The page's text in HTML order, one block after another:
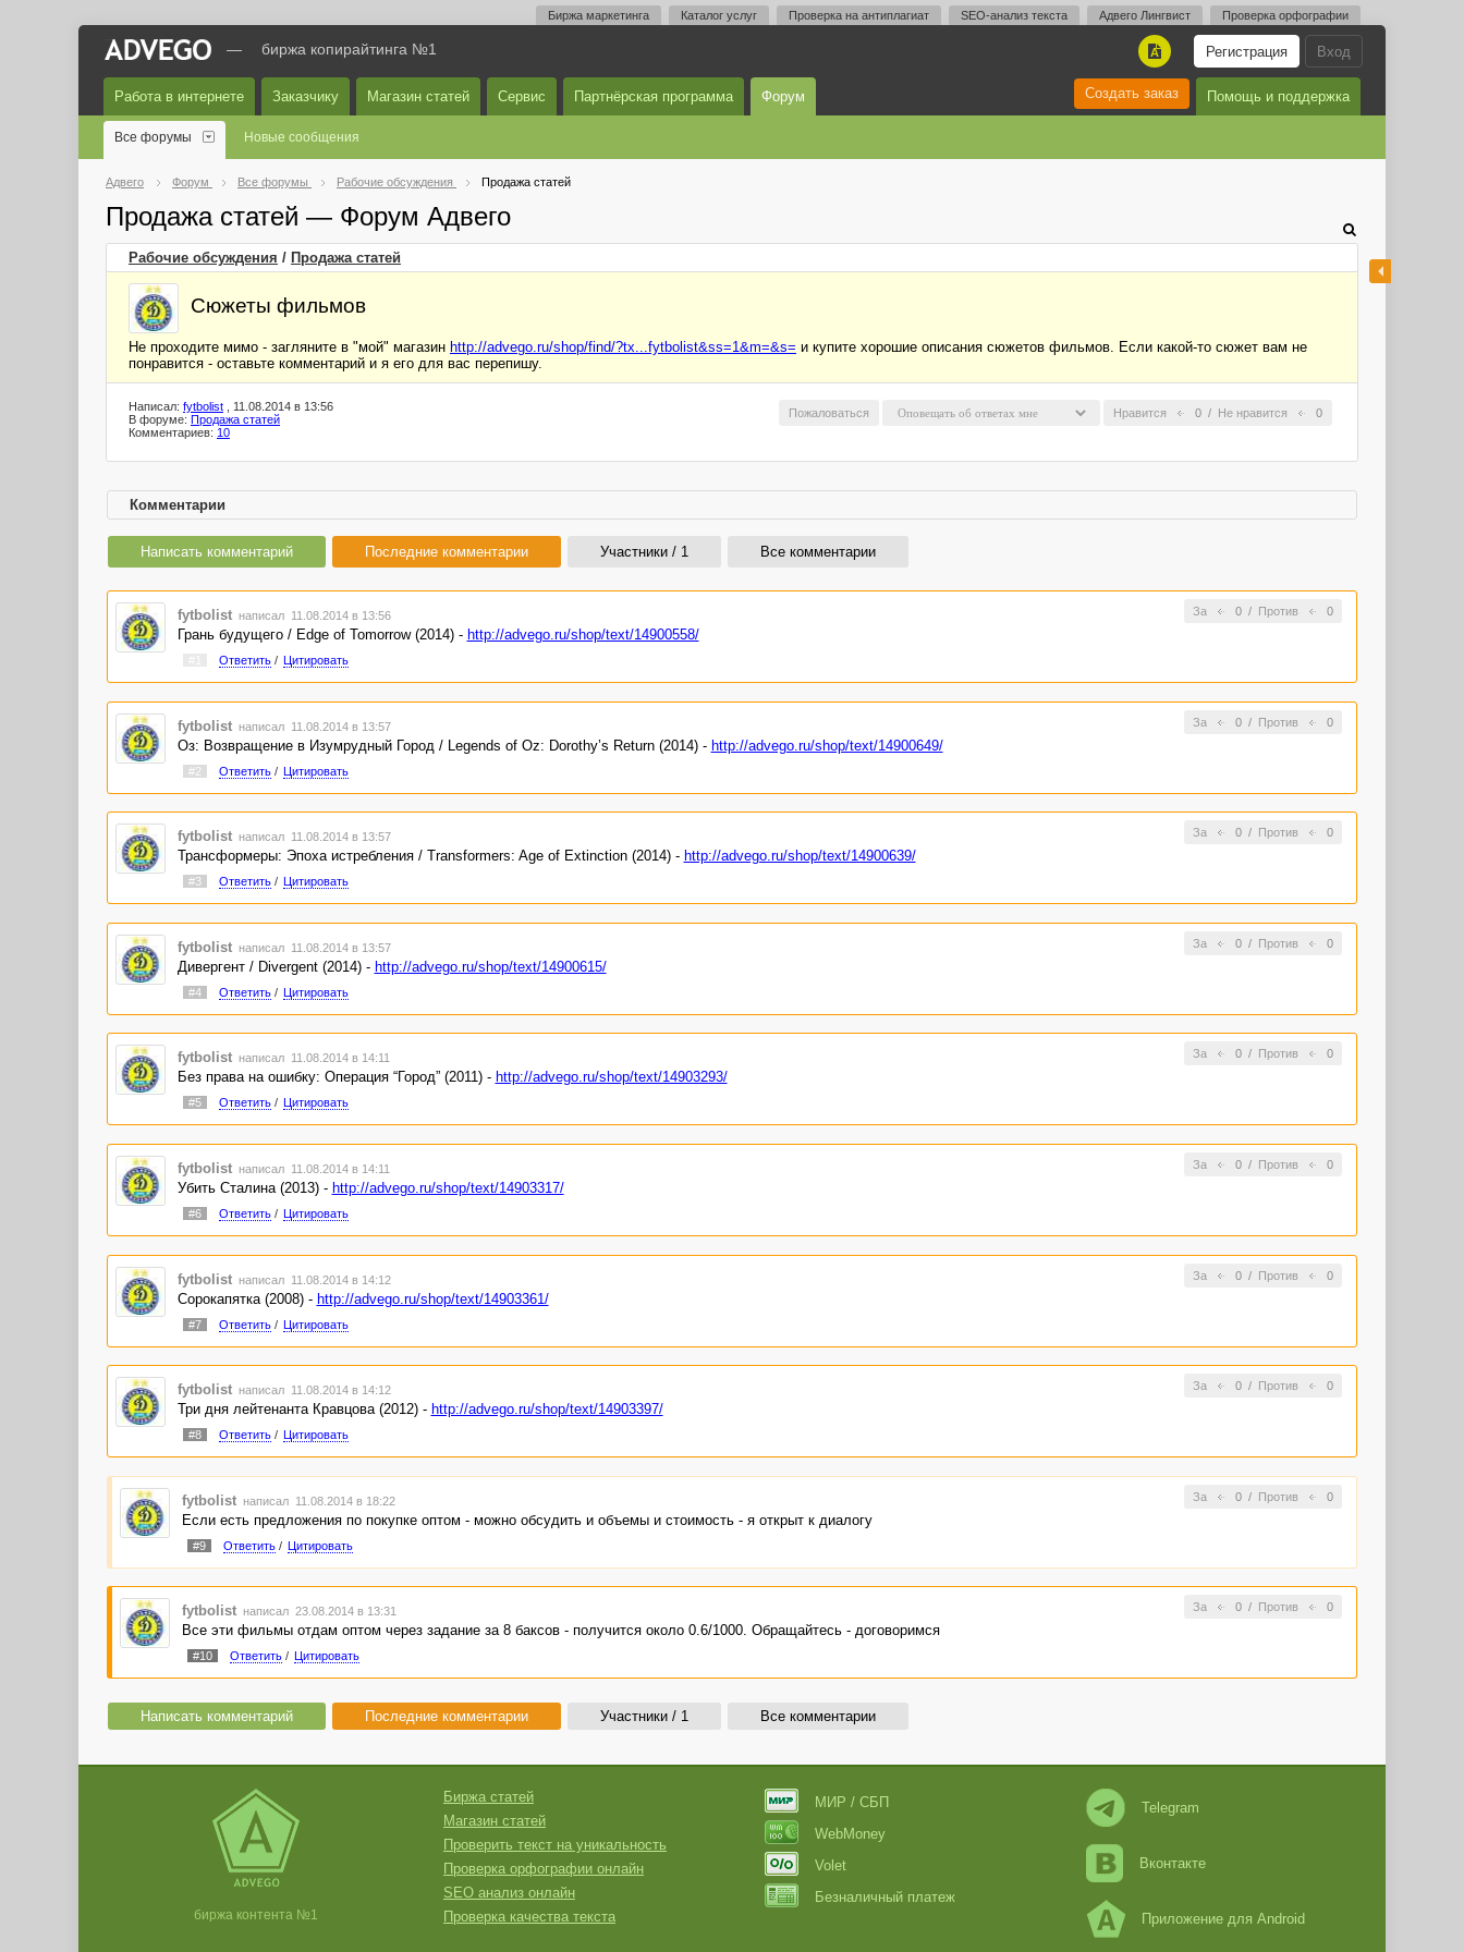
Биржа маркетинга Каталог услуг Проверка на антиплагиат SEO-анализ текста Адвего Лингвист Проверка орфографии
Вход
Регистрация
A
— биржа копирайтинга №1
Работа в интернете Заказчику Магазин статей Сервис Партнёрская программа Форум Помощь и поддержка
Создать заказ
Все форумы Новые сообщения
Адвего Форум Все форумы Рабочие обсуждения Продажа статей
Продажа статей — Форум Адвего
Рабочие обсуждения / Продажа статей
Сюжеты фильмов
Не проходите мимо - загляните в "мой" магазин http://advego.ru/shop/find/?tx...fytbolist&ss=1&m=&s= и купите хорошие описания сюжетов фильмов. Если какой-то сюжет вам не
понравится - оставьте комментарий и я его для вас перепишу.
Нравится 0 / Не нравится 0
Пожаловаться
Написал: fytbolist , 11.08.2014 в 13:56
В форуме: Продажа статей
Комментариев: 10
Комментарии
Написать комментарий Последние комментарии Участники / 1 Все комментарии
За 0/ Против 0
fytbolist написал 11.08.2014 в 13:56
Грань будущего / Edge of Tomorrow (2014) - http://advego.ru/shop/text/14900558/
Ответить/ Цитировать
За 0/ Против 0
fytbolist написал 11.08.2014 в 13:57
Оз: Возвращение в Изумрудный Город / Legends of Oz: Dorothy’s Return (2014) - http://advego.ru/shop/text/14900649/
#2 Ответить/ Цитировать
За 0/ Против 0
fytbolist написал 11.08.2014 в 13:57
Трансформеры: Эпоха истребления / Transformers: Age of Extinction (2014) - http://advego.ru/shop/text/14900639/
#3 Ответить/ Цитировать
За 0/ Против 0
fytbolist написал 11.08.2014 в 13:57
Дивергент / Divergent (2014) - http://advego.ru/shop/text/14900615/
#4 Ответить/ Цитировать
За 0/ Против 0
fytbolist написал 11.08.2014 в 14:11
Без права на ошибку: Операция “Город” (2011) - http://advego.ru/shop/text/14903293/
#5 Ответить/ Цитировать
За 0/ Против 0
fytbolist написал 11.08.2014 в 14:11
Убить Сталина (2013) - http://advego.ru/shop/text/14903317/
#6 Ответить/ Цитировать
За 0/ Против 0
fytbolist написал 11.08.2014 в 14:12
Сорокапятка (2008) - http://advego.ru/shop/text/14903361/
#7 Ответить/ Цитировать
За 0/ Против 0
fytbolist написал 11.08.2014 в 14:12
Три дня лейтенанта Кравцова (2012) - http://advego.ru/shop/text/14903397/
#8 Ответить/ Цитировать
За 0/ Против 0
fytbolist написал 11.08.2014 в 18:22
Если есть предложения по покупке оптом - можно обсудить и объемы и стоимость - я открыт к диалогу
#9 Ответить/ Цитировать
За 0/ Против 0
fytbolist написал 23.08.2014 в 13:31
Все эти фильмы отдам оптом через задание за 8 баксов - получится около 0.6/1000. Обращайтесь - договоримся
#10 Ответить/ Цитировать
Написать комментарий Последние комментарии Участники / 1 Все комментарии
биржа контента №1
Биржа статей
Магазин статей
Проверить текст на уникальность
Проверка орфографии онлайн
SEO анализ онлайн
Проверка качества текста
МИР / СБП
WebMoney
Volet
Безналичный платеж
Telegram
Вконтакте
Приложение для Android